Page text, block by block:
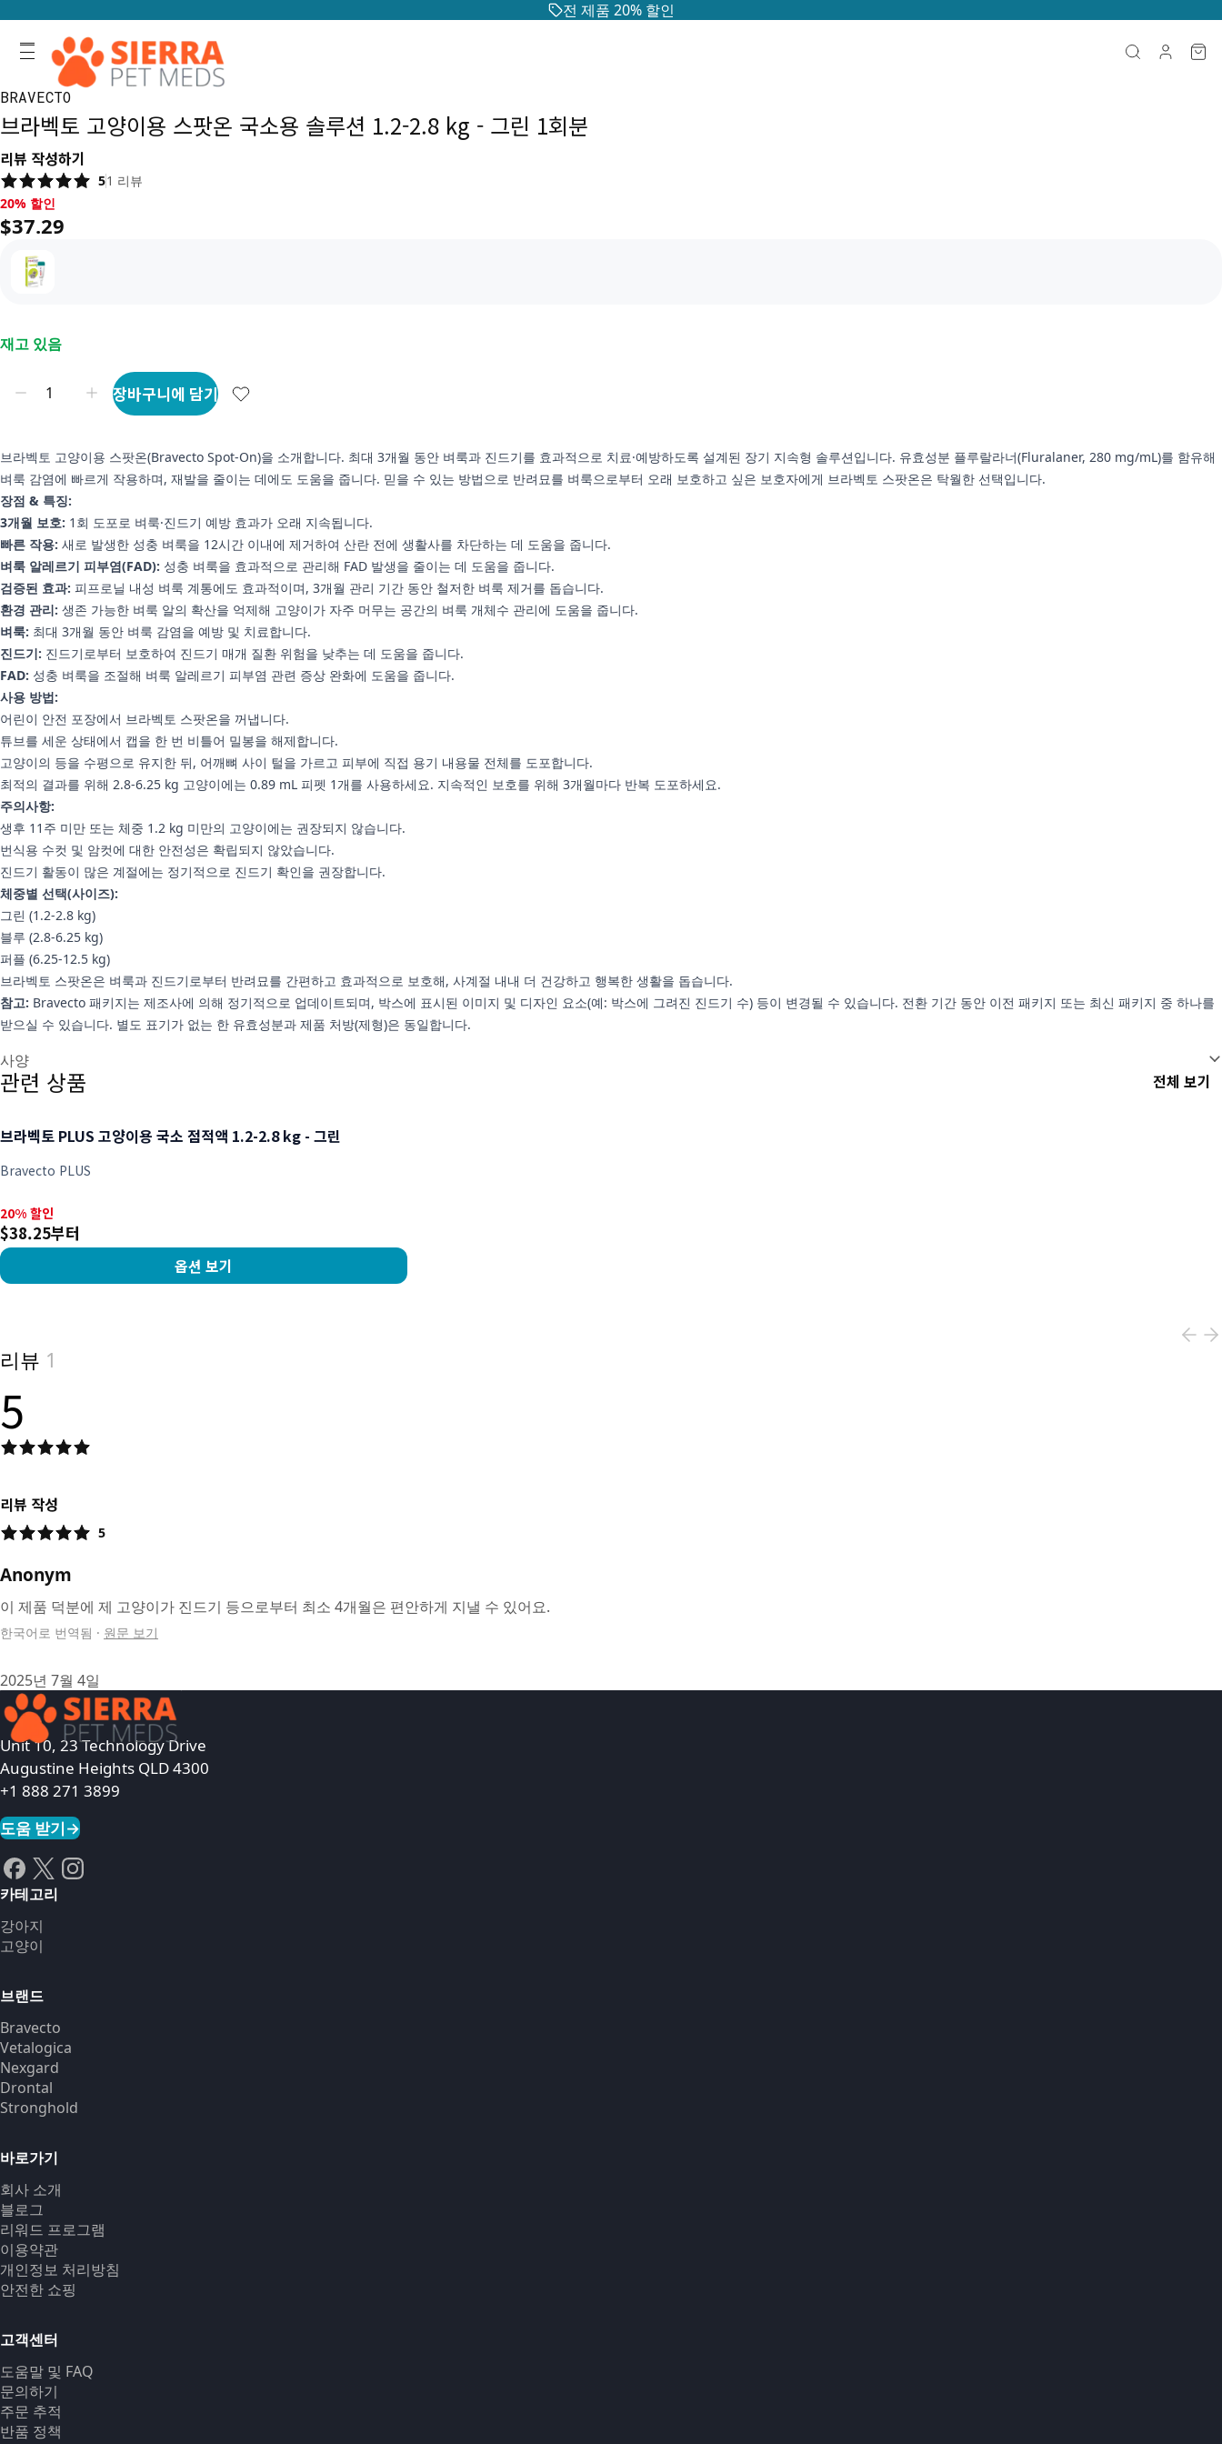
전 제품 20% 할인
BRAVECTO
브라벡토 고양이용 스팟온 국소용 솔루션 1.2-2.8 kg - 그린 1회분
리뷰 작성하기
51 리뷰
20% 할인, $37.29
20% 할인
$37.29
재고 있음
장바구니에 담기
브라벡토 고양이용 스팟온(Bravecto Spot-On)을 소개합니다. 최대 3개월 동안 벼룩과 진드기를 효과적으로 치료·예방하도록 설계된 장기 지속형 솔루션입니다. 유효성분 플루랄라너(Fluralaner, 280 mg/mL)를 함유해
벼룩 감염에 빠르게 작용하며, 재발을 줄이는 데에도 도움을 줍니다. 믿을 수 있는 방법으로 반려묘를 벼룩으로부터 오래 보호하고 싶은 보호자에게 브라벡토 스팟온은 탁월한 선택입니다.
장점 & 특징:
3개월 보호: 1회 도포로 벼룩·진드기 예방 효과가 오래 지속됩니다.
빠른 작용: 새로 발생한 성충 벼룩을 12시간 이내에 제거하여 산란 전에 생활사를 차단하는 데 도움을 줍니다.
벼룩 알레르기 피부염(FAD): 성충 벼룩을 효과적으로 관리해 FAD 발생을 줄이는 데 도움을 줍니다.
검증된 효과: 피프로닐 내성 벼룩 계통에도 효과적이며, 3개월 관리 기간 동안 철저한 벼룩 제거를 돕습니다.
환경 관리: 생존 가능한 벼룩 알의 확산을 억제해 고양이가 자주 머무는 공간의 벼룩 개체수 관리에 도움을 줍니다.
벼룩: 최대 3개월 동안 벼룩 감염을 예방 및 치료합니다.
진드기: 진드기로부터 보호하여 진드기 매개 질환 위험을 낮추는 데 도움을 줍니다.
FAD: 성충 벼룩을 조절해 벼룩 알레르기 피부염 관련 증상 완화에 도움을 줍니다.
사용 방법:
어린이 안전 포장에서 브라벡토 스팟온을 꺼냅니다.
튜브를 세운 상태에서 캡을 한 번 비틀어 밀봉을 해제합니다.
고양이의 등을 수평으로 유지한 뒤, 어깨뼈 사이 털을 가르고 피부에 직접 용기 내용물 전체를 도포합니다.
최적의 결과를 위해 2.8-6.25 kg 고양이에는 0.89 mL 피펫 1개를 사용하세요. 지속적인 보호를 위해 3개월마다 반복 도포하세요.
주의사항:
생후 11주 미만 또는 체중 1.2 kg 미만의 고양이에는 권장되지 않습니다.
번식용 수컷 및 암컷에 대한 안전성은 확립되지 않았습니다.
진드기 활동이 많은 계절에는 정기적으로 진드기 확인을 권장합니다.
체중별 선택(사이즈):
그린 (1.2-2.8 kg)
블루 (2.8-6.25 kg)
퍼플 (6.25-12.5 kg)
브라벡토 스팟온은 벼룩과 진드기로부터 반려묘를 간편하고 효과적으로 보호해, 사계절 내내 더 건강하고 행복한 생활을 돕습니다.
참고: Bravecto 패키지는 제조사에 의해 정기적으로 업데이트되며, 박스에 표시된 이미지 및 디자인 요소(예: 박스에 그려진 진드기 수) 등이 변경될 수 있습니다. 전환 기간 동안 이전 패키지 또는 최신 패키지 중 하나를
받으실 수 있습니다. 별도 표기가 없는 한 유효성분과 제품 처방(제형)은 동일합니다.
사양
관련 상품 전체 보기
브라벡토 PLUS 고양이용 국소 점적액 1.2-2.8 kg - 그린
Bravecto PLUS
20% 할인, $38.25부터
20% 할인
$38.25부터
옵션 보기
리뷰 1
5
리뷰 작성
5
Anonym
이 제품 덕분에 제 고양이가 진드기 등으로부터 최소 4개월은 편안하게 지낼 수 있어요.
한국어로 번역됨 · 원문 보기
2025년 7월 4일
Unit 10, 23 Technology Drive
Augustine Heights QLD 4300
+1 888 271 3899
도움 받기→
카테고리
강아지
고양이
브랜드
Bravecto
Vetalogica
Nexgard
Drontal
Stronghold
바로가기
회사 소개
블로그
리워드 프로그램
이용약관
개인정보 처리방침
안전한 쇼핑
고객센터
도움말 및 FAQ
문의하기
주문 추적
반품 정책